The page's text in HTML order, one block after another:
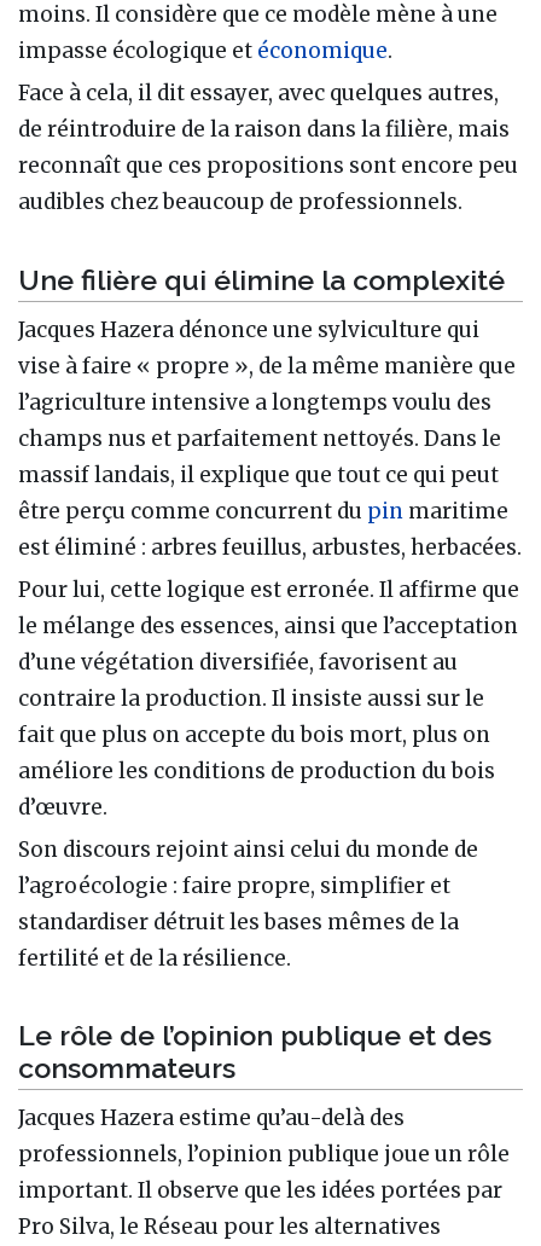
moins. Il considère que ce modèle mène à une
impasse écologique et économique.
Face à cela, il dit essayer, avec quelques autres,
de réintroduire de la raison dans la filière, mais
reconnaît que ces propositions sont encore peu
audibles chez beaucoup de professionnels.
Une filière qui élimine la complexité
Jacques Hazera dénonce une sylviculture qui
vise à faire « propre », de la même manière que
l’agriculture intensive a longtemps voulu des
champs nus et parfaitement nettoyés. Dans le
massif landais, il explique que tout ce qui peut
être perçu comme concurrent du pin maritime
est éliminé : arbres feuillus, arbustes, herbacées.
Pour lui, cette logique est erronée. Il affirme que
le mélange des essences, ainsi que l’acceptation
d’une végétation diversifiée, favorisent au
contraire la production. Il insiste aussi sur le
fait que plus on accepte du bois mort, plus on
améliore les conditions de production du bois
d’œuvre.
Son discours rejoint ainsi celui du monde de
l’agroécologie : faire propre, simplifier et
standardiser détruit les bases mêmes de la
fertilité et de la résilience.
Le rôle de l’opinion publique et des
consommateurs
Jacques Hazera estime qu’au-delà des
professionnels, l’opinion publique joue un rôle
important. Il observe que les idées portées par
Pro Silva, le Réseau pour les alternatives